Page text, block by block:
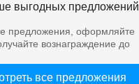
выгодных предложений
предложения, оформляйте
вознаграждение до
все предложения